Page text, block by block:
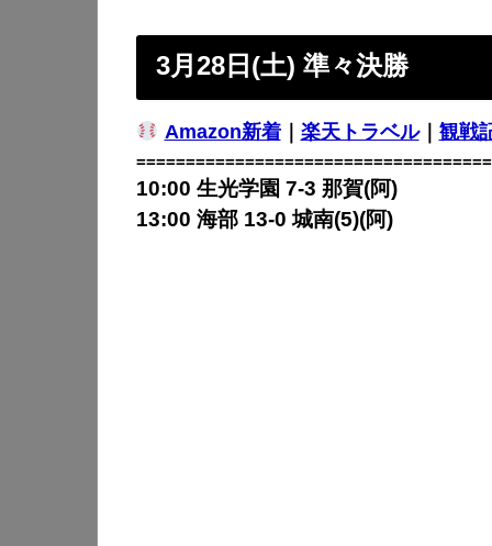
3月28日(土) 準々決勝
Amazon新着｜ 楽天トラベル｜ 観戦
10:00 生光学園 7-3 那賀(阿)
13:00 海部 13-0 城南(5)(阿)